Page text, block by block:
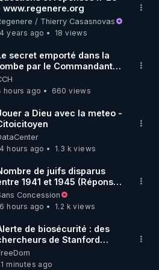
rdlr_thierrycasasnovas/
RGNR (stages,
SUR ODYSEE
sont aussi sur la
www.regenere.org
/ Thierry Casasnovas
years ago
18 views
secret emporté dans la
par le Commandant
le 25 juin 1997
hours ago
660 views
a Dieu avec la meteo -
hours ago
1.3 k views
de juifs disparus
1941 et 1945 (Réponse
mes accusateurs)
Concession
hours ago
1.2 k views
de biosécurité : des
de Stanford
l’IA pour concevoir
virus ***
minutes ago